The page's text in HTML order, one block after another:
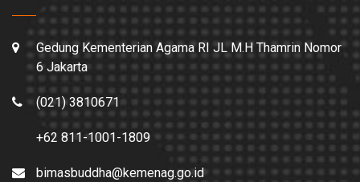
Gedung Kementerian Agama RI JL M.H Thamrin Nomor
6 Jakarta
(021) 3810671
+62 811-1001-1809
bimasbuddha@kemenag.go.id